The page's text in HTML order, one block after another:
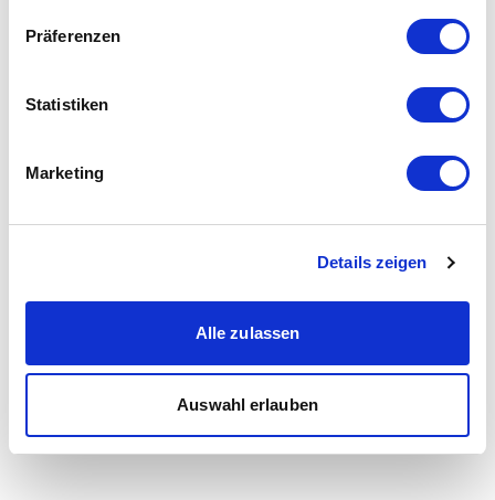
Präferenzen
Statistiken
Marketing
Details zeigen
Alle zulassen
Auswahl erlauben